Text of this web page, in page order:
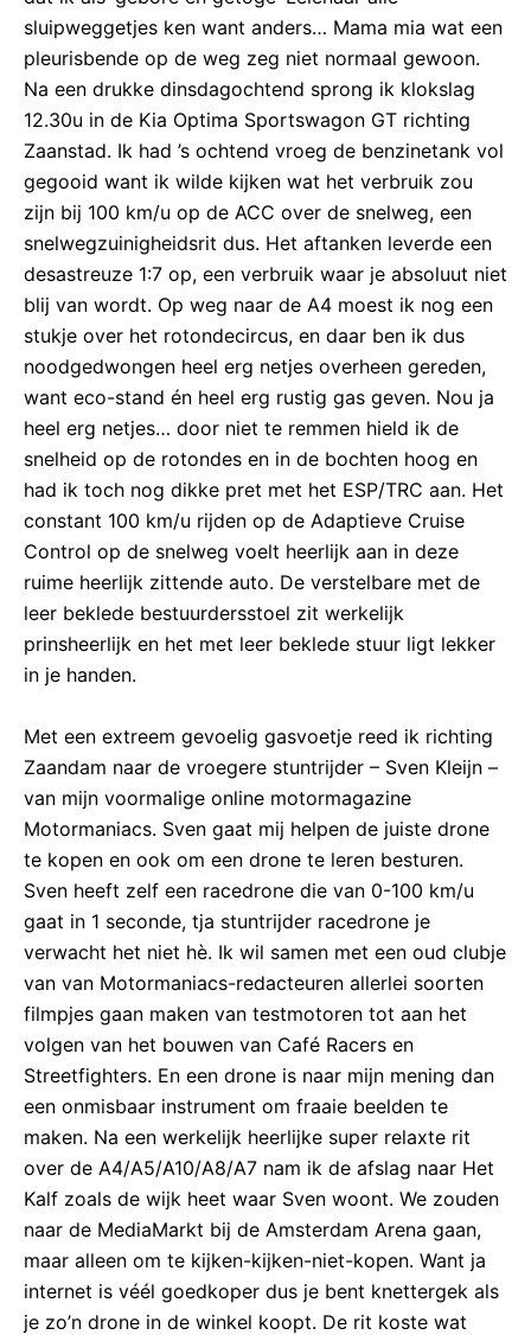
sluipweggetjes ken want anders… Mama mia wat een
pleurisbende op de weg zeg niet normaal gewoon.
Na een drukke dinsdagochtend sprong ik klokslag
12.30u in de Kia Optima Sportswagon GT richting
Zaanstad. Ik had ’s ochtend vroeg de benzinetank vol
gegooid want ik wilde kijken wat het verbruik zou
zijn bij 100 km/u op de ACC over de snelweg, een
snelwegzuinigheidsrit dus. Het aftanken leverde een
desastreuze 1:7 op, een verbruik waar je absoluut niet
blij van wordt. Op weg naar de A4 moest ik nog een
stukje over het rotondecircus, en daar ben ik dus
noodgedwongen heel erg netjes overheen gereden,
want eco-stand én heel erg rustig gas geven. Nou ja
heel erg netjes… door niet te remmen hield ik de
snelheid op de rotondes en in de bochten hoog en
had ik toch nog dikke pret met het ESP/TRC aan. Het
constant 100 km/u rijden op de Adaptieve Cruise
Control op de snelweg voelt heerlijk aan in deze
ruime heerlijk zittende auto. De verstelbare met de
leer beklede bestuurdersstoel zit werkelijk
prinsheerlijk en het met leer beklede stuur ligt lekker
in je handen.
Met een extreem gevoelig gasvoetje reed ik richting
Zaandam naar de vroegere stuntrijder – Sven Kleijn –
van mijn voormalige online motormagazine
Motormaniacs. Sven gaat mij helpen de juiste drone
te kopen en ook om een drone te leren besturen.
Sven heeft zelf een racedrone die van 0-100 km/u
gaat in 1 seconde, tja stuntrijder racedrone je
verwacht het niet hè. Ik wil samen met een oud clubje
van van Motormaniacs-redacteuren allerlei soorten
filmpjes gaan maken van testmotoren tot aan het
volgen van het bouwen van Café Racers en
Streetfighters. En een drone is naar mijn mening dan
een onmisbaar instrument om fraaie beelden te
maken. Na een werkelijk heerlijke super relaxte rit
over de A4/A5/A10/A8/A7 nam ik de afslag naar Het
Kalf zoals de wijk heet waar Sven woont. We zouden
naar de MediaMarkt bij de Amsterdam Arena gaan,
maar alleen om te kijken-kijken-niet-kopen. Want ja
internet is véél goedkoper dus je bent knettergek als
je zo’n drone in de winkel koopt. De rit koste wat